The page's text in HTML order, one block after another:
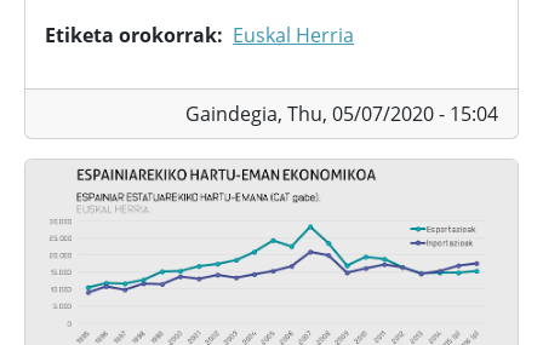
Etiketa orokorrak Euskal Herria
Gaindegia, Thu, 05/07/2020 - 15:04